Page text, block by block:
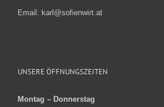
Email: karl@sofienwirt.at
UNSERE ÖFFNUNGSZEITEN
Montag – Donnerstag